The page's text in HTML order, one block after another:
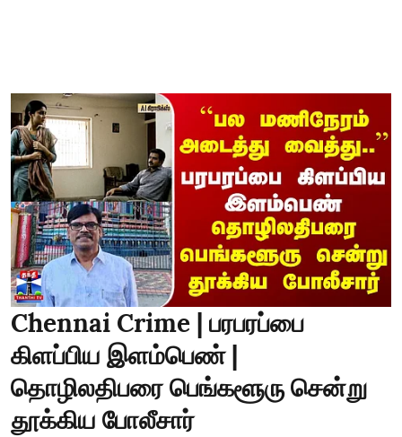
Chennai Crime | பரபரப்பை
கிளப்பிய இளம்பெண் |
தொழிலதிபரை பெங்களூரு சென்று
தூக்கிய போலீசார்